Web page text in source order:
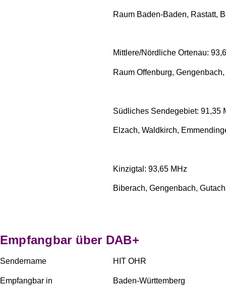
Raum Baden-Baden, Rastatt,
Mittlere/Nördliche Ortenau:
Raum Offenburg,
Südliches Sendegebiet: 91,35
Elzach, Waldkirch,
Kinzigtal: 93,65 MHz
Biberach, Gengenbach,
Empfangbar über DAB+
Sendername HIT OHR
Empfangbar in Baden-Württemberg